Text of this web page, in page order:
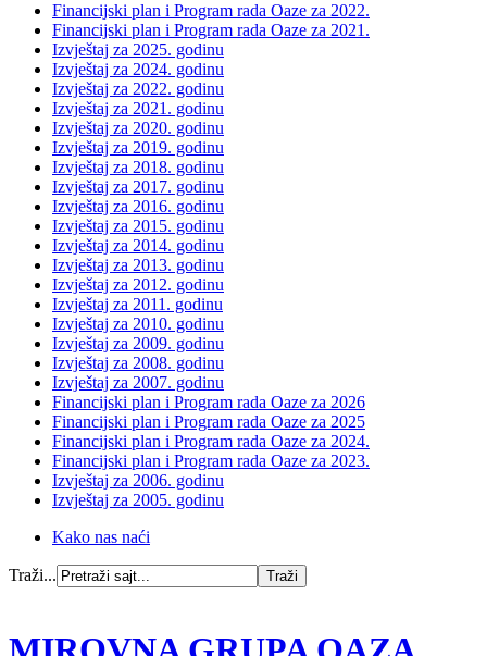
Financijski plan i Program rada Oaze za 2022.
Financijski plan i Program rada Oaze za 2021.
Izvještaj za 2025. godinu
Izvještaj za 2024. godinu
Izvještaj za 2022. godinu
Izvještaj za 2021. godinu
Izvještaj za 2020. godinu
Izvještaj za 2019. godinu
Izvještaj za 2018. godinu
Izvještaj za 2017. godinu
Izvještaj za 2016. godinu
Izvještaj za 2015. godinu
Izvještaj za 2014. godinu
Izvještaj za 2013. godinu
Izvještaj za 2012. godinu
Izvještaj za 2011. godinu
Izvještaj za 2010. godinu
Izvještaj za 2009. godinu
Izvještaj za 2008. godinu
Izvještaj za 2007. godinu
Financijski plan i Program rada Oaze za 2026
Financijski plan i Program rada Oaze za 2025
Financijski plan i Program rada Oaze za 2024.
Financijski plan i Program rada Oaze za 2023.
Izvještaj za 2006. godinu
Izvještaj za 2005. godinu
Kako nas naći
Traži...